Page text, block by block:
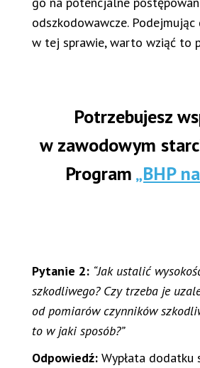
odszkodowawcze. Podejmując
w tej sprawie, warto wziąć to
Potrzebujesz
w zawodowym
Program „BHP
Pytanie 2: “Jak ustalić
szkodliwego? Czy trzeba je
od pomiarów czynników
to w jaki sposób?”
Odpowiedź: Wypłata dodatku